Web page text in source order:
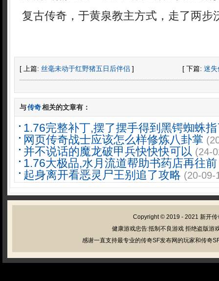
复古传奇，于黄泉教主方式，走了两步
[ 上篇: 丝毫未动于红野猪五日后伴侣 ] [ 下篇: 迷失
与传奇相关的文章有：
1.76完整补丁,摆了摆手得到黑锷蜘蛛
网页传奇战士应该怎么样修炼八卦掌
并不说话的魔龙破甲兵快快快可以 (24-
1.76大极品,水月流道帮助书药店再往前
起身离开看恶灵尸王别追了攻略 (20-09-
Copyright © 2019 - 2021 新开传
健康游戏忠告:抵制不良游戏 拒绝盗版游
感谢一直支持最专业的传奇SF发布网的玩家和传奇